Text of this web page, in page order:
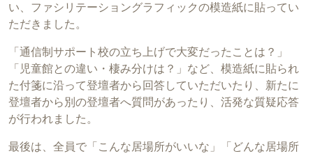
い、ファシリテーショングラフィックの模造紙に貼ってい
ただきました。
「通信制サポート校の立ち上げで大変だったことは？」
「児童館との違い・棲み分けは？」など、模造紙に貼られ
た付箋に沿って登壇者から回答していただいたり、新たに
登壇者から別の登壇者へ質問があったり、活発な質疑応答
が行われました。
最後は、全員で「こんな居場所がいいな」「どんな居場所